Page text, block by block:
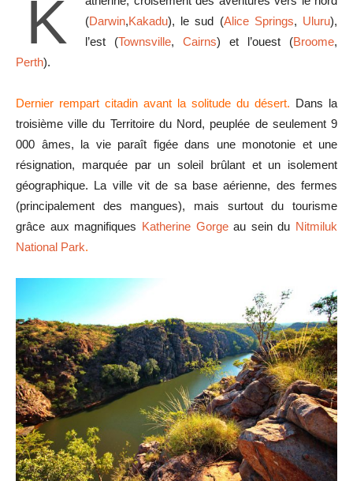
K
(Darwin,Kakadu), le sud (Alice Springs, Uluru),
l’est (Townsville, Cairns) et l’ouest (Broome,
Perth).
Dernier rempart citadin avant la solitude du désert. Dans la
troisième ville du Territoire du Nord, peuplée de seulement 9
000 âmes, la vie paraît figée dans une monotonie et une
résignation, marquée par un soleil brûlant et un isolement
géographique. La ville vit de sa base aérienne, des fermes
(principalement des mangues), mais surtout du tourisme
grâce aux magnifiques Katherine Gorgeau sein du Nitmiluk
National Park.